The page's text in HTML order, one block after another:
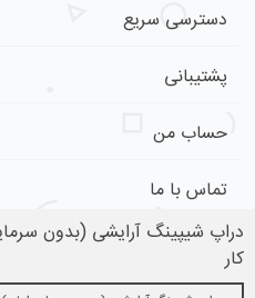
دسترسی سریع
پشتیبانی
حساب من
تماس با ما
تمام حقوق برای
دراپ شیپینگ آرایشی (بدون
کار